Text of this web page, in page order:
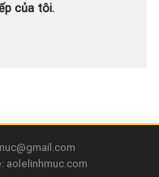
của tôi.
aolelinhmuc.com